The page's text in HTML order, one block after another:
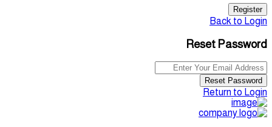
Register
Back to Login
Reset Password
Reset Password
Return to Login